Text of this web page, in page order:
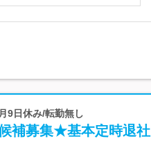
9日休み/転勤無し
補募集★基本定時退社